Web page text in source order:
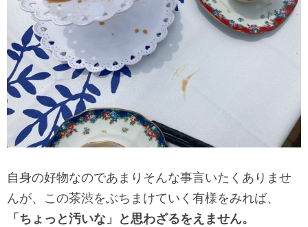
自身の好物なのであまりそんな事言いたくありませ
んが、この茶渋をぶちまけていく有様をみれば、
「ちょっと汚いな」と思わざるをえません。